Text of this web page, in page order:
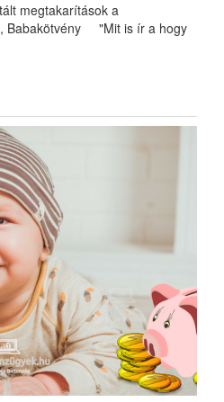
megtakarítások a
Babakötvény "Mit is ír a hogy